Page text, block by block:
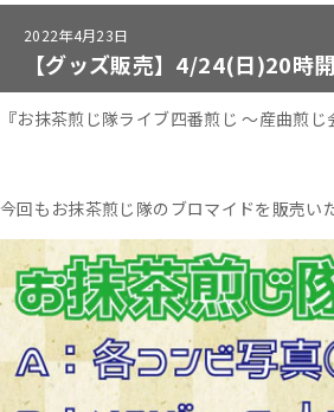
2022年4月23日
【グッズ販売】4/24(日)20時
『お抹茶煎じ隊ライブ四番煎じ ～産曲煎じ
今回もお抹茶煎じ隊のブロマイドを販売い